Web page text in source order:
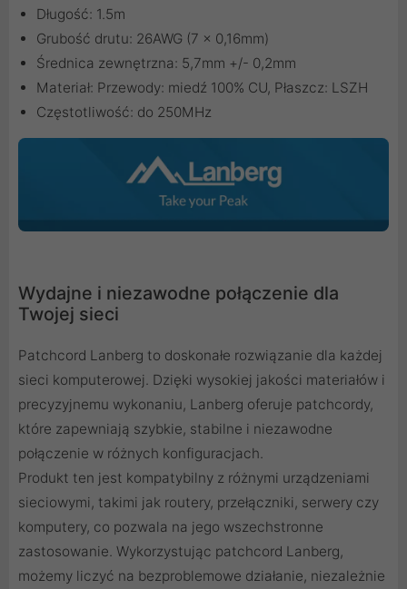
Długość: 1.5m
Grubość drutu: 26AWG (7 x 0,16mm)
Średnica zewnętrzna: 5,7mm +/- 0,2mm
Materiał: Przewody: miedź 100% CU, Płaszcz: LSZH
Częstotliwość: do 250MHz
Wydajne i niezawodne połączenie dla
Twojej sieci
Patchcord Lanberg to doskonałe rozwiązanie dla każdej
sieci komputerowej. Dzięki wysokiej jakości materiałów i
precyzyjnemu wykonaniu, Lanberg oferuje patchcordy,
które zapewniają szybkie, stabilne i niezawodne
połączenie w różnych konfiguracjach.
Produkt ten jest kompatybilny z różnymi urządzeniami
sieciowymi, takimi jak routery, przełączniki, serwery czy
komputery, co pozwala na jego wszechstronne
zastosowanie. Wykorzystując patchcord Lanberg,
możemy liczyć na bezproblemowe działanie, niezależnie